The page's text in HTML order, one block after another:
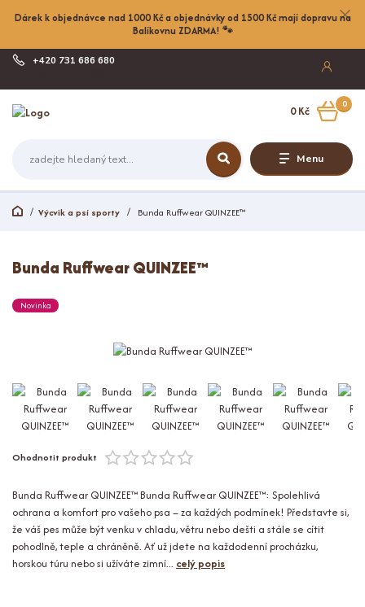
Dárek k objednávce nad 1000 Kč a objednávky od 1500 Kč mají dopravu na
Balíkovnu ZDARMA! 🐾
Menu
+420 731 686 680
0
0 Kč
Výcvik a psí sporty Bunda Ruffwear QUINZEE™
Bunda Ruffwear QUINZEE™
Novinka
Ohodnotit produkt
Bunda Ruffwear QUINZEE™ Bunda Ruffwear QUINZEE™: Spolehlivá
ochrana a komfort pro vašeho psa – za každých podmínek! Představte si,
že váš pes může být venku v chladu, větru nebo dešti a stále se cítit
pohodlně, teple a chráněně. Ať už jdete na každodenní procházku,
horskou túru nebo si užíváte zimní... celý popis